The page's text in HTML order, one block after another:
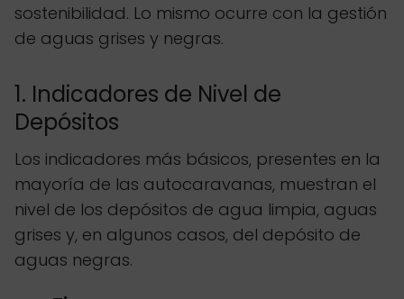
sostenibilidad. Lo mismo ocurre con la gestión
de aguas grises y negras.
1. Indicadores de Nivel de
Depósitos
Los indicadores más básicos, presentes en la
mayoría de las autocaravanas, muestran el
nivel de los depósitos de agua limpia, aguas
grises y, en algunos casos, del depósito de
aguas negras.